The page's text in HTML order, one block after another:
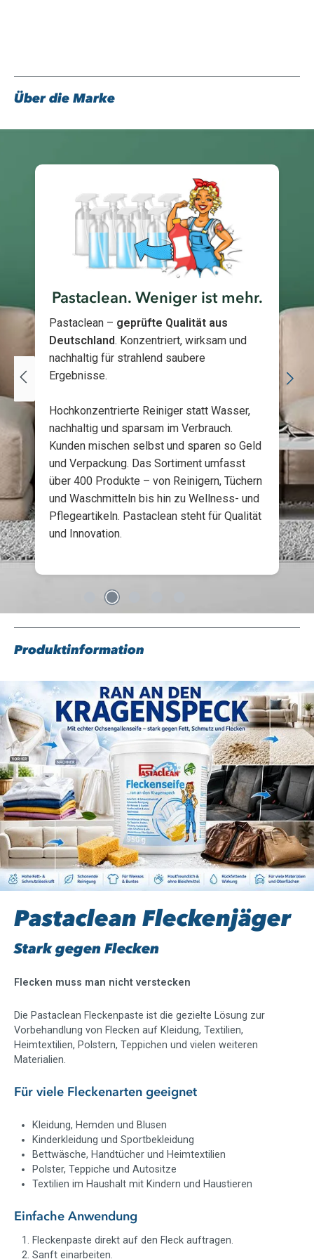
und Polsterflecken
Ochsengallenseife, einen ergiebigenTextilreiniger für
oder einen schonenden
Fleckentferner gegen Kragenspeck, Fett, Öl, Make-up,
Ruß, Grasflecken und Schmutzfleckensuchst, ist die
Pastaclean Fleckenseife eine starke Wahl. Sie eignet sich für
weiße und bunte Textilien, Autositze, Autohimmel,
Teppichböden, Polstermöbel, Leder, Kunstleder, Schaffelle und
viele abwaschbare Oberflächen.
Jetzt Pastaclean Fleckenseife bequem online bestellen
und hartnäckige Flecken, Kragenspeck und
Grundverschmutzungen gezielt entfernen.
```
Über die Marke
Pastaclean. Weniger ist mehr.
Pastaclean – geprüfte Qualität aus
Deutschland. Konzentriert, wirksam und
nachhaltig für strahlend saubere
Ergebnisse.
Hochkonzentrierte Reiniger statt Wasser,
nachhaltig und sparsam im Verbrauch.
Kunden mischen selbst und sparen so Geld
und Verpackung. Das Sortiment umfasst
über 400 Produkte – von Reinigern, Tüchern
und Waschmitteln bis hin zu Wellness- und
Pflegeartikeln. Pastaclean steht für Qualität
und Innovation.
Produktinformation
Pastaclean Fleckenjäger
Stark gegen Flecken
Flecken muss man nicht verstecken
Die Pastaclean Fleckenpaste ist die gezielte Lösung zur
Vorbehandlung von Flecken auf Kleidung, Textilien,
Heimtextilien, Polstern, Teppichen und vielen weiteren
Materialien.
Für viele Fleckenarten geeignet
Kleidung, Hemden und Blusen
Kinderkleidung und Sportbekleidung
Bettwäsche, Handtücher und Heimtextilien
Polster, Teppiche und Autositze
Textilien im Haushalt mit Kindern und Haustieren
Einfache Anwendung
Fleckenpaste direkt auf den Fleck auftragen.
Sanft einarbeiten.